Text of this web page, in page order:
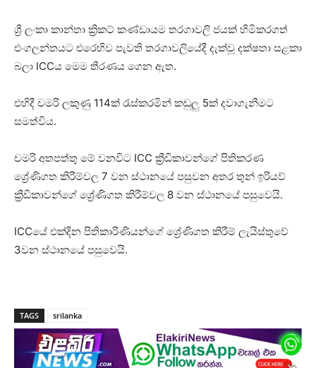
ශ්‍රී ලංකා කාන්තා ක්‍රිකට් කණ්ඩායම තරගාවලි ජයක් හිමිකරගත්
එංගලන්තයට එරෙහිව පැවති තරගාවලියේදී දැක්වූ දක්ෂතා සළකා
බලා ICCය මෙම තීරණය ගෙන ඇත.
එහිදී චමරි ලකුණු 114ක් රැස්කරමින් කඩුලු 5ක් දවාගැනීමට
සමත්විය.
චමරි අතපත්තු මේ වනවිට ICC ක්‍රීඩිකාවන්ගේ පිතිකරණ
ශ්‍රේණිගත කිරීම්වල 7 වන ස්ථානයේ පසුවන අතර තුන් ඉරියව්
ක්‍රීඩිකාවන්ගේ ශ්‍රේණිගත කිරීම්වල 8 වන ස්ථානයේ පසුවෙයි.
ICCයේ එක්දින පිතිකාරිණියන්ගේ ශ්‍රේණිගත කිරීම් ලැයිස්තුවේ
3වන ස්ථානයේ පසුවෙයි.
TAGS srilanka